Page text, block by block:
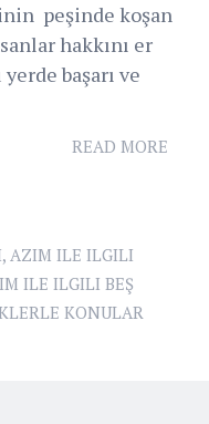
peşinde koşan
hakkını er
başarı ve
READ MORE
, AZIM ILE ILGILI
ILE ILGILI BEŞ
KONULAR